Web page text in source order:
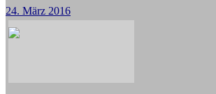
24. März 2016